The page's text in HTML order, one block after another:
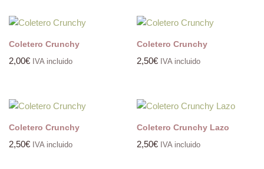
Coletero Crunchy
2,00€ IVA incluido
Coletero Crunchy
2,50€ IVA incluido
Coletero Crunchy
2,50€ IVA incluido
Coletero Crunchy Lazo
2,50€ IVA incluido